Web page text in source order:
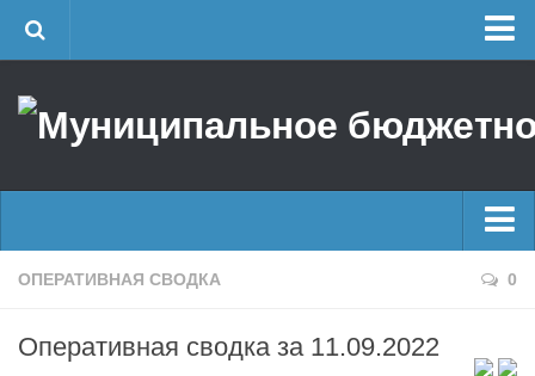
Об учреждении
Районные УГЗ
Поисково-спасательный отряд г. Уфы
Центр размещения пострадавших
Главные новости
Оперативная сводка
ОПЕРАТИВНАЯ СВОДКА 0
Оперативная сводка за 11.09.2022